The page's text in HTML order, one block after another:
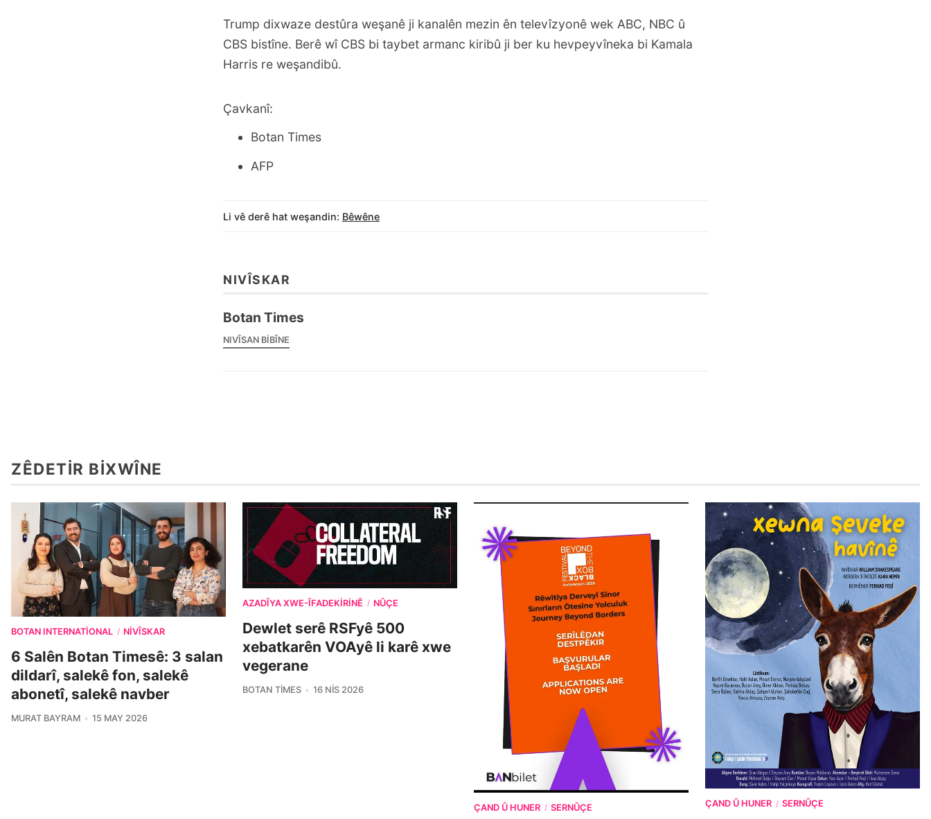
Trump dixwaze destûra weşanê ji kanalên mezin ên televîzyonê wek ABC, NBC û
CBS bistîne. Berê wî CBS bi taybet armanc kiribû ji ber ku hevpeyvîneka bi Kamala
Harris re weşandibû.
Çavkanî:
Botan Times
AFP
Li vê derê hat weşandin: Bêwêne
NIVÎSKAR
Botan Times
NIVÎSAN BIBÎNE
ZÊDETIR BIXWÎNE
BOTAN INTERNATIONAL / NIVÎSKAR
6 Salên Botan Timesê: 3 salan
dildarî, salekê fon, salekê
abonetî, salekê navber
MURAT BAYRAM 15 MAY 2026
AZADÎYA XWE-ÎFADEKIRINÊ / NÛÇE
Dewlet serê RSFyê 500
xebatkarên VOAyê li karê xwe
vegerane
BOTAN TIMES 16 NIS 2026
ÇAND Û HUNER / SERNÛÇE ÇAND Û HUNER / SERNÛÇE